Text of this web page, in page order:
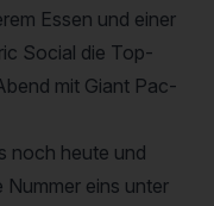
Essen und einer
Social die Top-
mit Giant Pac-
noch heute und
eins unter